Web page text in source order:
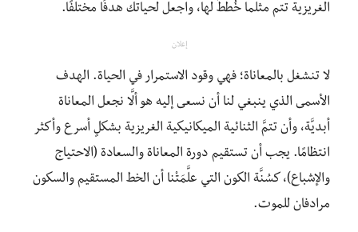
الغريزية تتم مثلما خُطِّطَ لها، واجعل لحياتك هدفًا مختلفًا.
إعلان
لا تنشغل بالمعاناة؛ فهي وقود الاستمرار في الحياة. الهدف
الأسمى الذي ينبغي لنا أن نسعى إليه هو ألَّا نجعل المعاناة
أبديَّة، وأن تتمَّ الثنائية الميكانيكية الغريزية بشكلٍ أسرع وأكثر
انتظامًا. يجب أن تستقيم دورة المعاناة والسعادة (الاحتياج
والإشباع)، كسُنَّة الكون التي علَّمَتْنا أن الخط المستقيم والسكون
مرادفان للموت.